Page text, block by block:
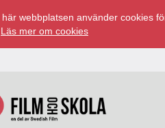
här webbplatsen använder cookies
Läs mer om cookies